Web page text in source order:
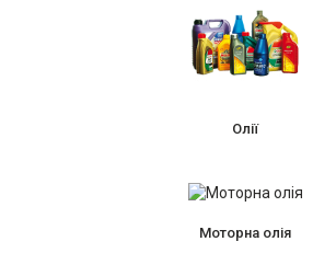
Олії
Моторна олія